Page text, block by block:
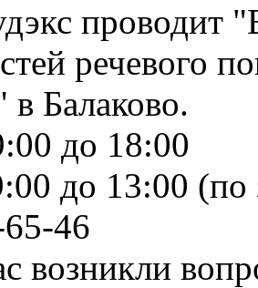
проводит
речевого
в Балаково.
до 18:00
до 13:00 (по
46
возникли